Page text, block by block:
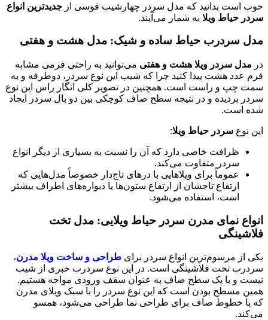
است بدانید که مدل سردر چهارشیب قوسی ازجدیدترین انواع
حیاط ویلابه شمار می‌آیند.
سردرب حیاط ساده و شیک: مدل هشت و هفتی
سردر ویلا هشت و هفتیمی‌توانید به راحتی فرمی مشابه
عدد هشت پیدا کنید چرا که شیب این نوع سردر، دوطرفه و به
چپ و راست است. همچنین در تصویر کلی انگار راس این نوع
بردیده و در نتیجه سطح صاف کوچکی بین دو بال سردر ایجاد
است.
نوع سردر حیاط ویلا:
ظرافت خاصی دارد که آن را نسبت به بسیاری از دیگر انواع
سردر متفاوت می‌کند.
عموماً برای ویلاهایی با درهای تاج‌دار خصوصاً مدل‌هایی که
ارتفاع تاجشان از ارتفاع ستون‌ها یا دیواره‌های اطراف بیشتر
است، استفاده می‌شود.
نمای مدرن سردر حیاط ویلایی: مدل تخت
از مرسوم‌ترین انواع سردر برایطراحی و ساخت ویلا مدرن،
تخت فلاشینگی است. در این نوع سردرب خبری از شیب
و با یک سطح صاف به عنوان سقف ورودی مواجه هستیم.
مسطح بودن است که این نوع سردر را با سبک ویلای مدرن
خطوط صاف برای طراحی نما طراحی می‌شود، همسو